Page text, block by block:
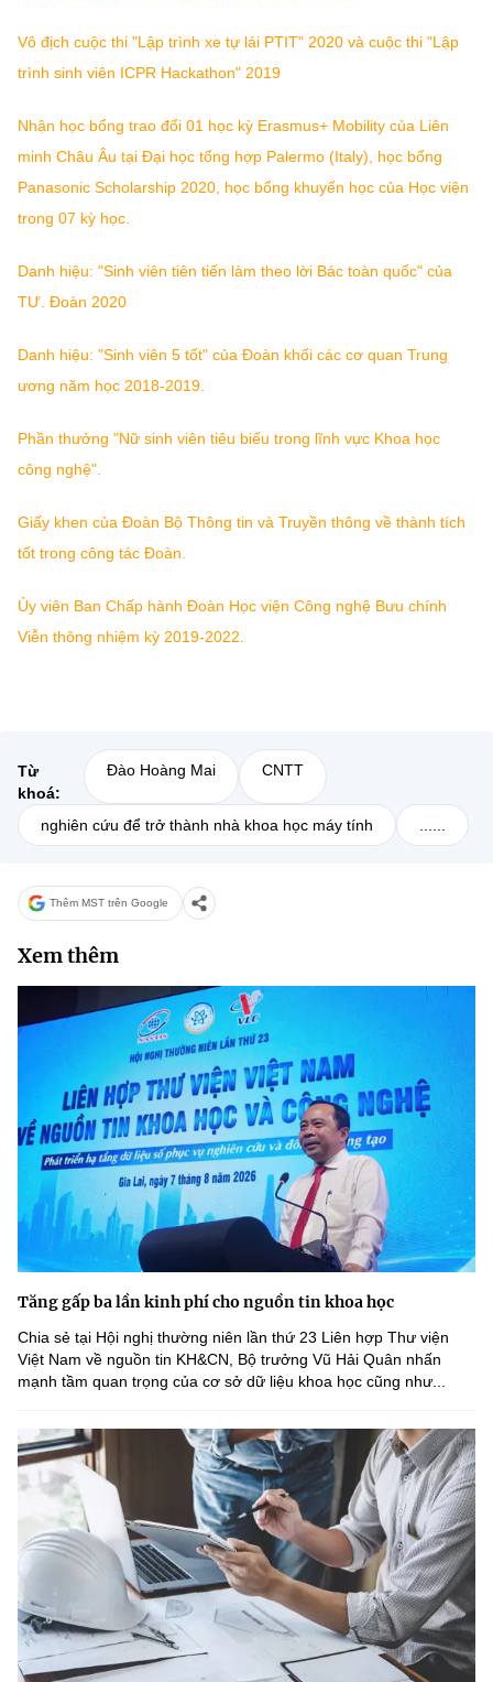
Vô địch cuộc thi "Lập trình xe tự lái PTIT" 2020 và cuộc thi "Lập
trình sinh viên ICPR Hackathon" 2019
Nhận học bổng trao đổi 01 học kỳ Erasmus+ Mobility của Liên
minh Châu Âu tại Đại học tổng hợp Palermo (Italy), học bổng
Panasonic Scholarship 2020, học bổng khuyến học của Học viện
trong 07 kỳ học.
Danh hiệu: "Sinh viên tiên tiến làm theo lời Bác toàn quốc" của
TƯ. Đoàn 2020
Danh hiệu: "Sinh viên 5 tốt" của Đoàn khối các cơ quan Trung
ương năm học 2018-2019.
Phần thưởng "Nữ sinh viên tiêu biểu trong lĩnh vực Khoa học
công nghệ".
Giấy khen của Đoàn Bộ Thông tin và Truyền thông về thành tích
tốt trong công tác Đoàn.
Ủy viên Ban Chấp hành Đoàn Học viện Công nghệ Bưu chính
Viễn thông nhiệm kỳ 2019-2022.
Từ
khoá:
Đào Hoàng Mai CNTT
nghiên cứu để trở thành nhà khoa học máy tính
Thêm MST trên Google
Xem thêm
Tăng gấp ba lần kinh phí cho nguồn tin khoa học
Chia sẻ tại Hội nghị thường niên lần thứ 23 Liên hợp Thư viện
Việt Nam về nguồn tin KH&CN, Bộ trưởng Vũ Hải Quân nhấn
mạnh tầm quan trọng của cơ sở dữ liệu khoa học cũng như...